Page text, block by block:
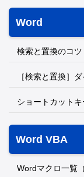
Word
検索と置換のコツ
［検索と置換］
ショートカットキ
Word VBA
Wordマクロ一覧